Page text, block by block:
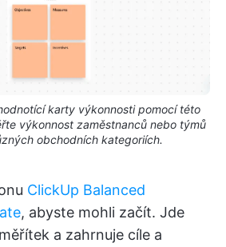
karty výkonnosti pomocí této
výkonnost zaměstnanců nebo týmů
obchodních kategoriích.
ClickUp Balanced
, abyste mohli začít. Jde
a zahrnuje cíle a